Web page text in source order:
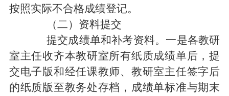
按照实际不合格成绩登记。
（二） 资料提交
提交成绩单和补考资料。 一是各教研
室主任收齐本教研室所有纸质成绩单后，提
交电子版和经任课教师、教研室主任签字后
的纸质版至教务处存档 ， 成绩单标准与期末